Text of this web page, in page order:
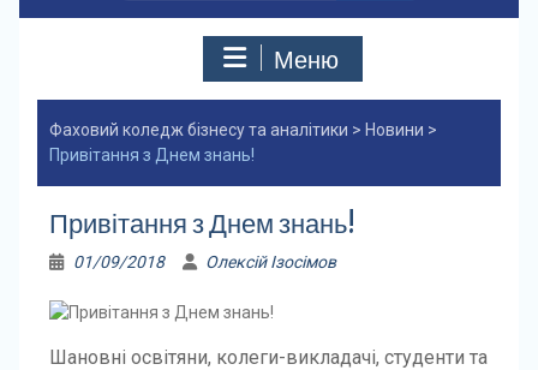
Меню
Фаховий коледж бізнесу та аналітики > Новини >
Привітання з Днем знань!
Привітання з Днем знань!
01/09/2018 Олексій Ізосімов
Шановні освітяни, колеги-викладачі, студенти та